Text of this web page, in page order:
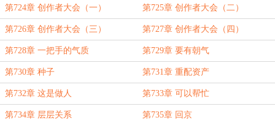
第724章 创作者大会（一） 第725章 创作者大会（二）
第726章 创作者大会（三） 第727章 创作者大会（四）
第728章 一把手的气质 第729章 要有朝气
第730章 种子 第731章 重配资产
第732章 这是做人 第733章 可以帮忙
第734章 层层关系 第735章 回京